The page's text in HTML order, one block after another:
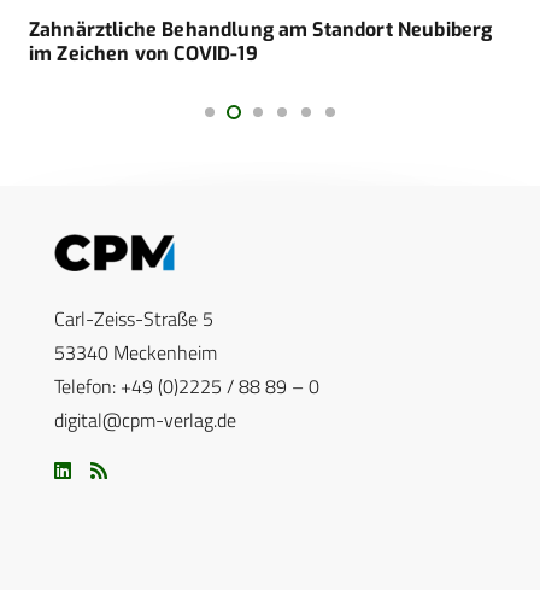
Zahnärztliche Behandlung am Standort Neubiberg
im Zeichen von COVID-19
Carl-Zeiss-Straße 5
53340 Meckenheim
Telefon: +49 (0)2225 / 88 89 – 0
digital@cpm-verlag.de